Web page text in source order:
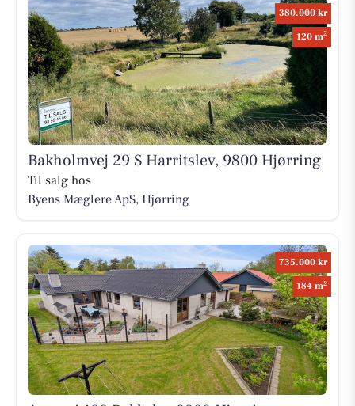
380.000 kr
120 m2
Bakholmvej 29 S Harritslev, 9800 Hjørring
Til salg hos
Byens Mæglere ApS, Hjørring
735.000 kr
184 m2